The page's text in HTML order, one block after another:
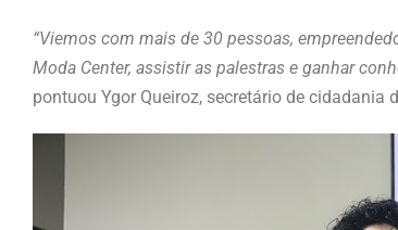
“Viemos com mais de 30 pessoas,
Moda Center, assistir as palestras e ganhar
pontuou Ygor Queiroz, secretário de cidadania